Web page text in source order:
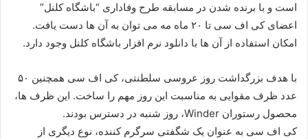
است و با برنده شدن در مسابقه طرح وفاداری “باشگاه کلنل”
اعضای کی اف سی تا ۲۰ ماه مه می توان به آن ها دست یافت.
امکان استفاده از آن ها با دانلود نرم افزار باشگاه کلنل وجود دارد.
با هدف بزرگداشت روز عروسی سلطنتی، کی اف سی همچنین ۵۰
عدد ظرف مقوایی به مناسبت این روز مهم را ساخت. این ظرف ها،
محصول رستوران Winder، روز شنبه در دسترس بودند.
کی اف سی به عنوان یک شگفتی سرگرم کننده، نوع دیگری از